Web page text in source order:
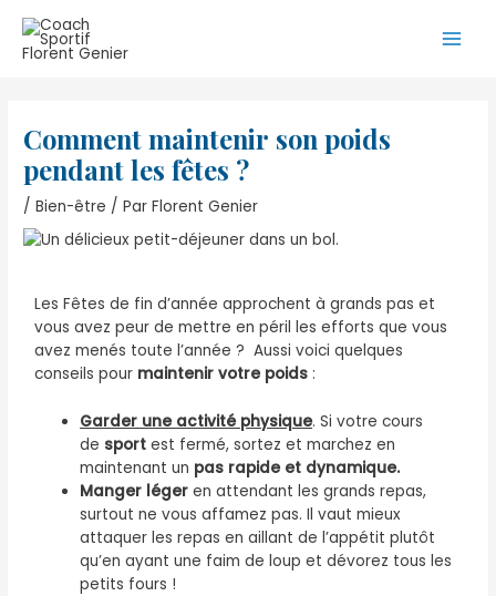
contenu
Comment maintenir son poids
pendant les fêtes ?
/Bien-être / ParFlorent Genier
Les Fêtes de fin d’année approchent à grands pas et
vous avez peur de mettre en péril les efforts que vous
avez menés toute l’année ? Aussi voici quelques
conseils pour maintenir votre poids :
Garder une activité physique. Si votre cours
de sport est fermé, sortez et marchez en
maintenant un pas rapide et dynamique.
Manger léger en attendant les grands repas,
surtout ne vous affamez pas. Il vaut mieux
attaquer les repas en aillant de l’appétit plutôt
qu’en ayant une faim de loup et dévorez tous les
petits fours !
des
articles